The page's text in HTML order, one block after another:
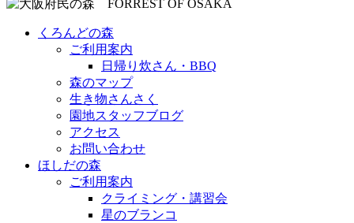
くろんどの森
ご利用案内
日帰り炊さん・BBQ
森のマップ
生き物さんさく
園地スタッフブログ
アクセス
お問い合わせ
ほしだの森
ご利用案内
クライミング・講習会
星のブランコ